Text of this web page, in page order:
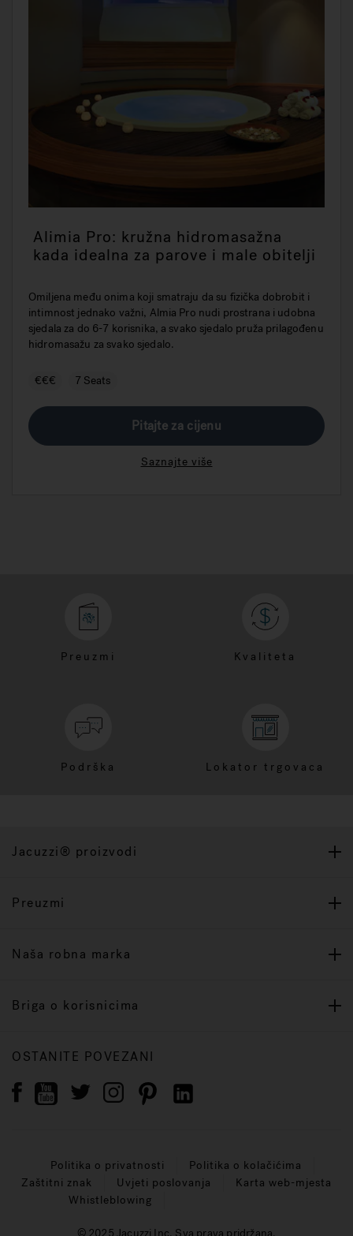
Alimia Pro: kružna hidromasažna
kada idealna za parove i male obitelji
Omiljena među onima koji smatraju da su fizička dobrobit i
intimnost jednako važni, Almia Pro nudi prostrana i udobna
sjedala za do 6-7 korisnika, a svako sjedalo pruža prilagođenu
hidromasažu za svako sjedalo.
€€€ 7 Seats
Pitajte za cijenu
Saznajte više
Preuzmi Kvaliteta
Podrška Lokator trgovaca
Jacuzzi® proizvodi
Preuzmi
Naša robna marka
Briga o korisnicima
OSTANITE POVEZANI
Politika o privatnosti
Politika o kolačićima
Zaštitni znak
Uvjeti poslovanja
Karta web-mjesta
Whistleblowing
© 2025 Jacuzzi Inc. Sva prava pridržana.